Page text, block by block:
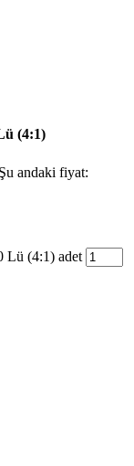
(4:1)
Şu andaki fiyat:
Lü (4:1) adet